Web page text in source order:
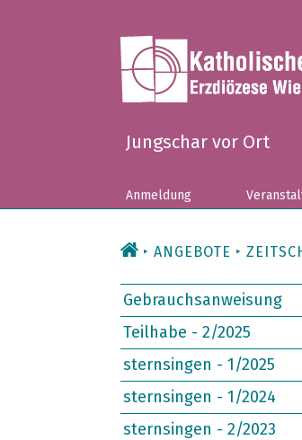
Jungschar vor Ort
Anmeldung
ANGEBOTE
Gebrauchsanweisung
Teilhabe - 2/2025
sternsingen - 1/2025
sternsingen - 1/2024
sternsingen - 2/2023